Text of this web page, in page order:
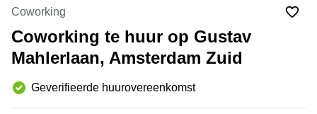
Hengelo
Hilversum
Hoofddorp
Deventer
Rotterdam
Bodegraven-
Reeuwijk
Business
center
Arnhem
Business
Coworking
Coworking te huur op Gustav
Mahlerlaan, Amsterdam Zuid
Geverifieerde huurovereenkomst